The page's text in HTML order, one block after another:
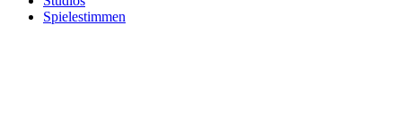
Spielestimmen